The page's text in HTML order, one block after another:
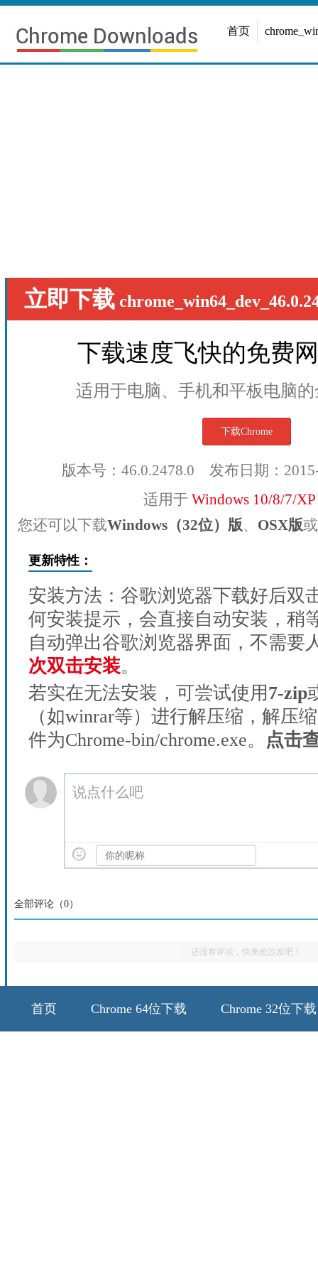
首页
立即下载
下载速度飞快的免费
适用于电脑、手机和平板电脑
下载Chrome
版本号：46.0.2478.0 发布日期：
适用于 Windows 10/8/7/
您还可以下载Windows（32位）版、 OSX版或
更新特性：
安装方法：谷歌浏览器下载好后双
何安装提示，会直接自动安装，稍
自动弹出谷歌浏览器界面，不需要
次双击安装。
若实在无法安装，可尝试使用7-zip
（如winrar等）进行解压缩，解压
件为Chrome-bin/chrome.exe。
点击
说点什么吧
全部评论（0）
还没有评论，快来抢沙发吧！
首页 Chrome 64位下载 Chrome 32位下载